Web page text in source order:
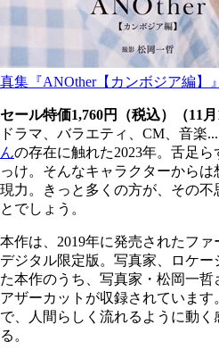
真集『ANOther【カンボジア編】
セール特価1,760円（税込）（11月
ドラマ、バラエティ、CM、音楽
んの存在に触れた2023年。舌足
っけ。そんなキャラクターから
現力。きっと多くの方が、その不
とでしょう。
本作は、2019年に発売されたフ
デジタル限定版。写真家、ロケ
た本作のうち、写真家・松岡一
アザーカットが収録されていま
で、人間らしく流れるように動く
る。